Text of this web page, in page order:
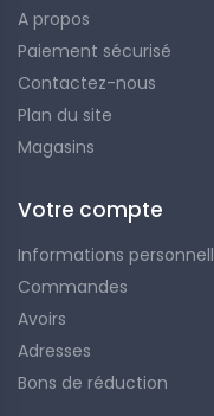
A propos
Paiement sécurisé
Contactez-nous
Plan du site
Magasins
Votre compte
Informations
Commandes
Avoirs
Adresses
Bons de réduction